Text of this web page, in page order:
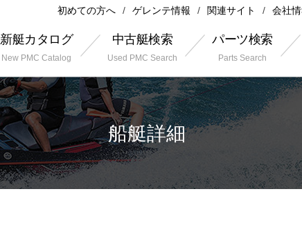
初めての方へ ゲレンテ情報 関連サイト 会社
新艇カタログ
New PMC Catalog
中古艇検索
Used PMC Search
パーツ検索
Parts Search
船艇詳細